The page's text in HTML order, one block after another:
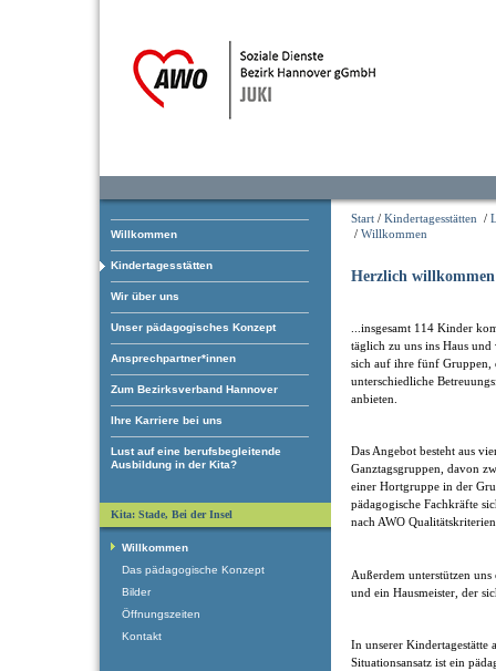
Willkommen
Kindertagesstätten
Wir über uns
Unser pädagogisches Konzept
Ansprechpartner*innen
Zum Bezirksverband Hannover
Ihre Karriere bei uns
Lust auf eine berufsbegleitende
Ausbildung in der Kita?
Start / Kindertagesstätten /
/ Willkommen
Herzlich willkommen
...insgesamt 114 Kinder
täglich zu uns ins Haus und
sich auf ihre fünf Gruppen,
unterschiedliche
anbieten.
Das Angebot besteht aus
Ganztagsgruppen, davon
einer Hortgruppe in der
pädagogische Fachkräfte
nach AWO
Außerdem unterstützen
und ein Hausmeister, der
In unserer Kindertagestätte
Situationsansatz ist ein
Kita: Stade, Bei der Insel
Willkommen
Das pädagogische Konzept
Bilder
Öffnungszeiten
Kontakt